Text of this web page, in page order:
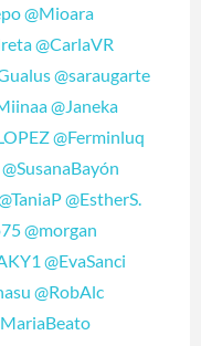
@Mioara
@CarlaVR
@saraugarte
@Janeka
@Ferminluq
@SusanaBayón
@EstherS.
@morgan
@EvaSanci
@RobAlc